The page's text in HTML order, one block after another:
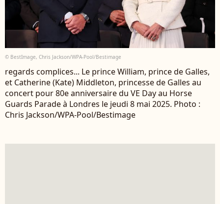
© BestImage, Chris Jackson/WPA-Pool/Bestimage
regards complices... Le prince William, prince de Galles,
et Catherine (Kate) Middleton, princesse de Galles au
concert pour 80e anniversaire du VE Day au Horse
Guards Parade à Londres le jeudi 8 mai 2025. Photo :
Chris Jackson/WPA-Pool/Bestimage